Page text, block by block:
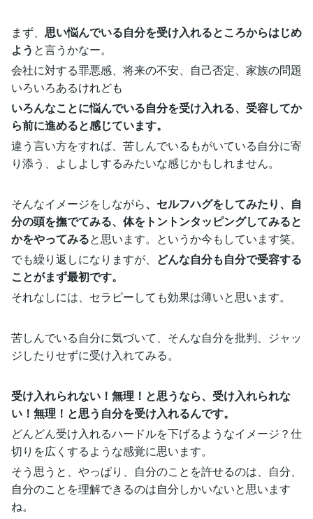
まず、 思い悩んでいる自分を受け入れるところからはじめ
よう と言うかなー。
会社に対する罪悪感、将来の不安、自己否定、家族の問題
いろいろあるけれども
いろんなことに悩んでいる自分を受け入れる、受容してか
ら前に進めると感じています。
違う言い方をすれば、苦しんでいるもがいている自分に寄
り添う、よしよしするみたいな感じかもしれません。
そんなイメージをしながら、セルフハグをしてみたり、自
分の頭を撫でてみる、体をトントンタッピングしてみると
かをやってみると思います。というか今もしています笑。
でも繰り返しになりますが、 どんな自分も自分で受容する
ことがまず最初です。
それなしには、セラピーしても効果は薄いと思います。
苦しんでいる自分に気づいて、そんな自分を批判、ジャッ
ジしたりせずに受け入れてみる。
受け入れられない！無理！と思うなら、受け入れられな
い！無理！と思う自分を受け入れるんです。
どんどん受け入れるハードルを下げるようなイメージ？仕
切りを広くするような感覚に思います。
そう思うと、やっぱり、自分のことを許せるのは、自分、
自分のことを理解できるのは自分しかいないと思います
ね。